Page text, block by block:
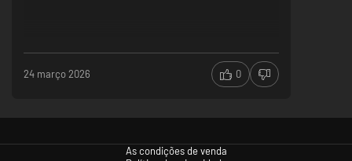
24 março 2026 0
As condições de venda